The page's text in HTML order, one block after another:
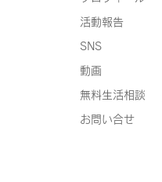
活動報告
SNS
動画
無料生活相談
お問い合せ